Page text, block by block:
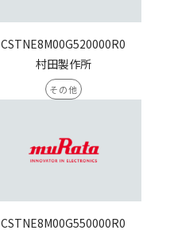
CSTNE8M00G520000R0
村田製作所
その他
CSTNE8M00G550000R0